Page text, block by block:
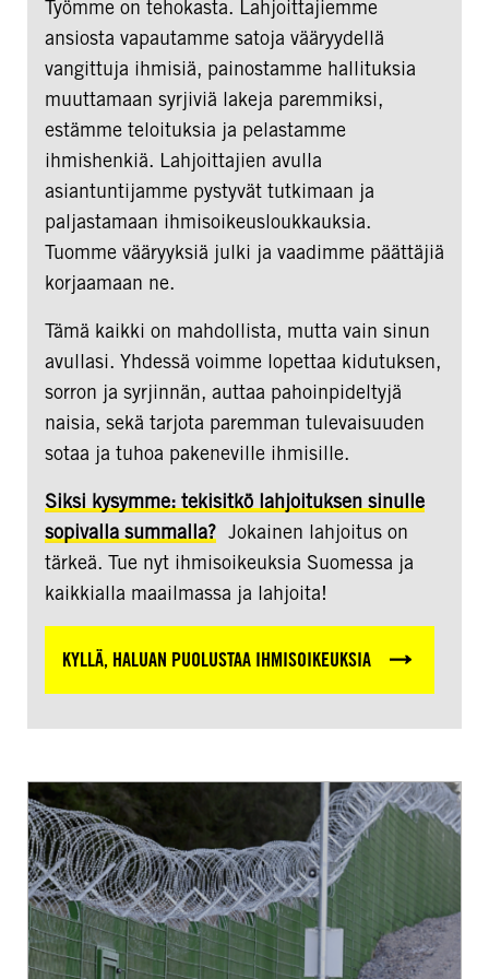
Työmme on tehokasta. Lahjoittajiemme
ansiosta vapautamme satoja vääryydellä
vangittuja ihmisiä, painostamme hallituksia
muuttamaan syrjiviä lakeja paremmiksi,
estämme teloituksia ja pelastamme
ihmishenkiä. Lahjoittajien avulla
asiantuntijamme pystyvät tutkimaan ja
paljastamaan ihmisoikeusloukkauksia.
Tuomme vääryyksiä julki ja vaadimme päättäjiä
korjaamaan ne.
Tämä kaikki on mahdollista, mutta vain sinun
avullasi. Yhdessä voimme lopettaa kidutuksen,
sorron ja syrjinnän, auttaa pahoinpideltyjä
naisia, sekä tarjota paremman tulevaisuuden
sotaa ja tuhoa pakeneville ihmisille.
Siksi kysymme: tekisitkö lahjoituksen sinulle
sopivalla summalla? Jokainen lahjoitus on
tärkeä. Tue nyt ihmisoikeuksia Suomessa ja
kaikkialla maailmassa ja lahjoita!
KYLLÄ, HALUAN PUOLUSTAA IHMISOIKEUKSIA
Turvapaikanhakua
koskeva
poikkeuslaki
on
”vihreä
valo